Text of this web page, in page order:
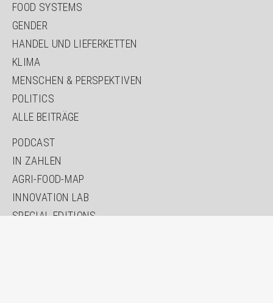
FOOD SYSTEMS
GENDER
HANDEL UND LIEFERKETTEN
KLIMA
MENSCHEN & PERSPEKTIVEN
POLITICS
ALLE BEITRÄGE
PODCAST
IN ZAHLEN
AGRI-FOOD-MAP
INNOVATION LAB
SPECIAL EDITIONS